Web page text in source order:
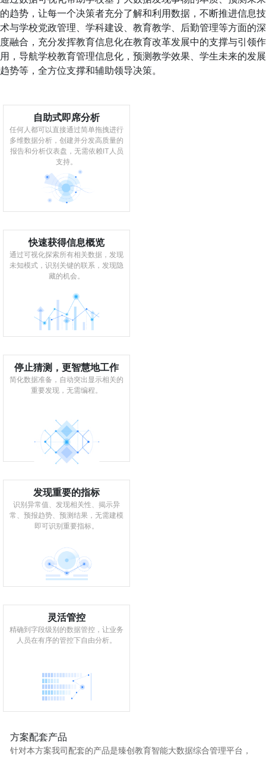
的趋势，让每一个决策者充分了解和利用数据，不断推进信息技
术与学校党政管理、学科建设、教育教学、后勤管理等方面的深
度融合，充分发挥教育信息化在教育改革发展中的支撑与引领作
用，导航学校教育管理信息化，预测教学效果、学生未来的发展
趋势等，全方位支撑和辅助领导决策。
自助式即席分析
任何人都可以直接通过简单拖拽进行
多维数据分析，创建并分发高质量的
报告和分析仪表盘，无需依赖IT人员
支持。
快速获得信息概览
通过可视化探索所有相关数据，发现
未知模式，识别关键的联系，发现隐
藏的机会。
停止猜测，更智慧地工作
简化数据准备，自动突出显示相关的
重要发现，无需编程。
发现重要的指标
识别异常值、发现相关性、揭示异
常、预报趋势、预测结果，无需建模
即可识别重要指标。
灵活管控
精确到字段级别的数据管控，让业务
人员在有序的管控下自由分析。
方案配套产品
针对本方案我司配套的产品是臻创教育智能大数据综合管理平台，